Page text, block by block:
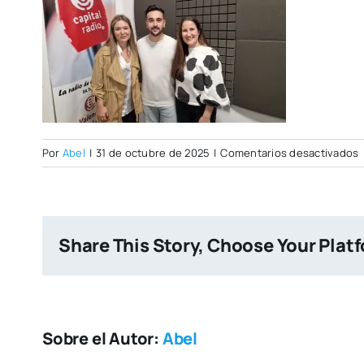
Por Abel | 31 de octubre de 2025 | Comentarios desactivadosen
Share This Story, Choose Your
Sobre el Autor: Abel